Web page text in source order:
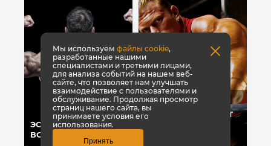
ЭСТЕТИКА ПРЕЖДЕ
ВСЕГО
ТОП-8 СПОСОБОВ,
КОТОРЫЕ ПОМОГУТ
Мы используемфайлы cookie,
разработанные нашими
специалистами и третьими лицами,
для анализа событий на нашем веб-
сайте, что позволяет нам улучшать
взаимодействие с пользователями и
обслуживание. Продолжая просмотр
страниц нашего сайта, вы
принимаете условия его
использования.
Принять